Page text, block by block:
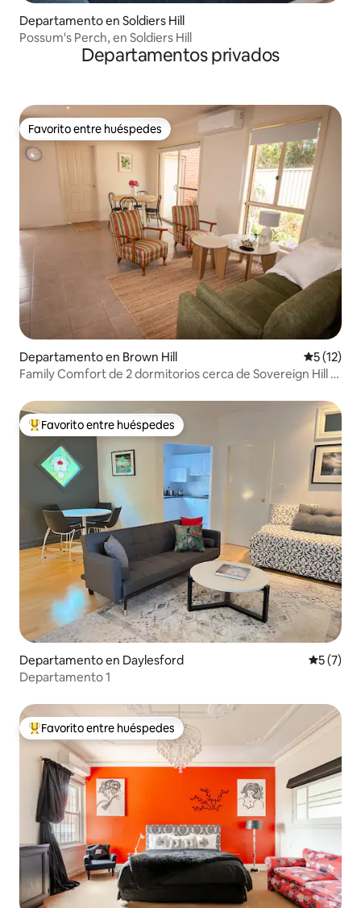
Departamento en Soldiers Hill
Possum's Perch, en Soldiers Hill
Departamentos privados
Favorito entre huéspedes
Favorito entre huéspedes
Departamento en Brown Hill
5 (12)
Family Comfort de 2 dormitorios cerca de Sovereign Hill y
Favorito entre los huéspedes más destacados
Favorito entre huéspedes
Departamento en Daylesford
5 (7)
Departamento 1
Favorito entre los huéspedes más destacados
Favorito entre huéspedes